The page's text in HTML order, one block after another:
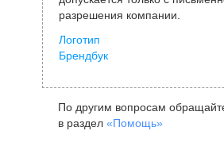
разрешения компании.
Логотип
Брендбук
По другим вопросам
в раздел «Помощь»